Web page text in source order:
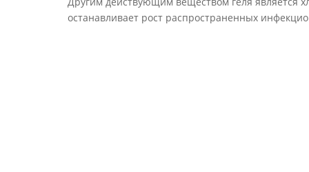
останавливает рост распространенных